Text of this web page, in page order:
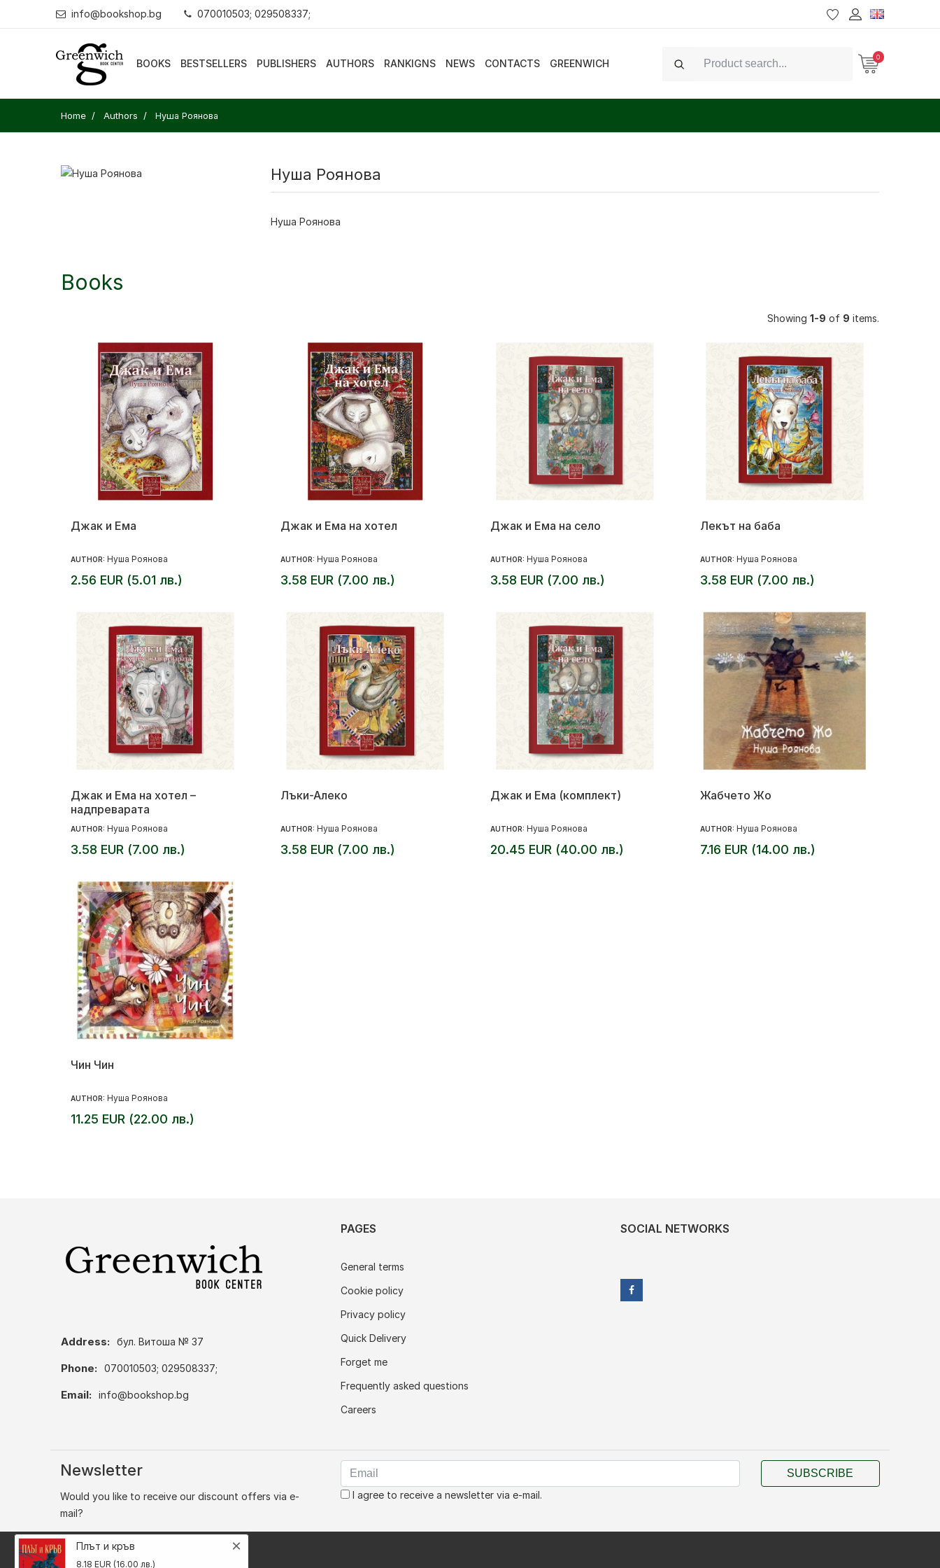
info@bookshop.bg 070010503; 029508337;
BOOKS BESTSELLERS PUBLISHERS AUTHORS RANKIGNS NEWS CONTACTS GREENWICH
Search
0
Home Authors Нуша Роянова
Нуша Роянова
Нуша Роянова
Books
Showing 1-9 of 9 items.
Джак и Ема
AUTHOR: Нуша Роянова
2.56 EUR (5.01 лв.)
Джак и Ема на хотел
AUTHOR: Нуша Роянова
3.58 EUR (7.00 лв.)
Джак и Ема на село
AUTHOR: Нуша Роянова
3.58 EUR (7.00 лв.)
Лекът на баба
AUTHOR: Нуша Роянова
3.58 EUR (7.00 лв.)
Джак и Ема на хотел –
надпреварата
AUTHOR: Нуша Роянова
3.58 EUR (7.00 лв.)
Лъки-Алеко
AUTHOR: Нуша Роянова
3.58 EUR (7.00 лв.)
Джак и Ема (комплект)
AUTHOR: Нуша Роянова
20.45 EUR (40.00 лв.)
Жабчето Жо
AUTHOR: Нуша Роянова
7.16 EUR (14.00 лв.)
Чин Чин
AUTHOR: Нуша Роянова
11.25 EUR (22.00 лв.)
Address: бул. Витоша № 37
Phone: 070010503; 029508337;
Email: info@bookshop.bg
PAGES
General terms
Cookie policy
Privacy policy
Quick Delivery
Forget me
Frequently asked questions
Careers
SOCIAL NETWORKS
Newsletter
Would you like to receive our discount offers via e-
mail?
I agree to receive a newsletter via e-mail.
SUBSCRIBE
×
Плът и кръв
8.18 EUR (16.00 лв.)